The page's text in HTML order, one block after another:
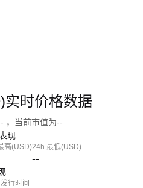
实时价格数据
，当前市值为--
现
高(USD)24h 最低(USD)
--
发行时间